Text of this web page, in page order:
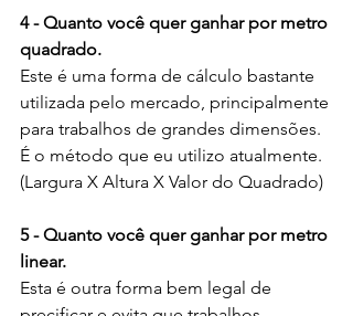
4 - Quanto você quer ganhar por metro
quadrado.
Este é uma forma de cálculo bastante
utilizada pelo mercado, principalmente
para trabalhos de grandes dimensões.
É o método que eu utilizo atualmente.
(Largura X Altura X Valor do Quadrado)
5 - Quanto você quer ganhar por metro
linear.
Esta é outra forma bem legal de